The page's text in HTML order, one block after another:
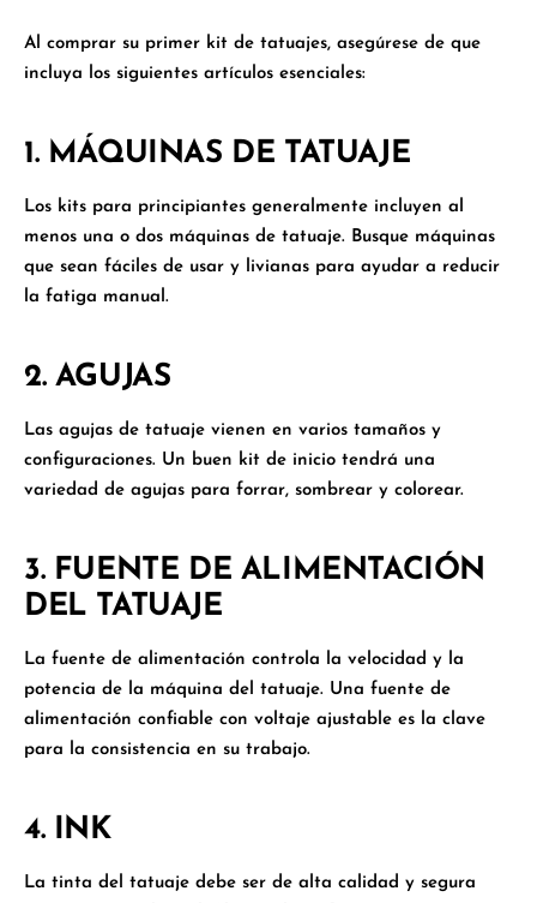
Al comprar su primer kit de tatuajes, asegúrese de que
incluya los siguientes artículos esenciales:
1. MÁQUINAS DE TATUAJE
Los kits para principiantes generalmente incluyen al
menos una o dos máquinas de tatuaje. Busque máquinas
que sean fáciles de usar y livianas para ayudar a reducir
la fatiga manual.
2. AGUJAS
Las agujas de tatuaje vienen en varios tamaños y
configuraciones. Un buen kit de inicio tendrá una
variedad de agujas para forrar, sombrear y colorear.
3. FUENTE DE ALIMENTACIÓN
DEL TATUAJE
La fuente de alimentación controla la velocidad y la
potencia de la máquina del tatuaje. Una fuente de
alimentación confiable con voltaje ajustable es la clave
para la consistencia en su trabajo.
4. INK
La tinta del tatuaje debe ser de alta calidad y segura